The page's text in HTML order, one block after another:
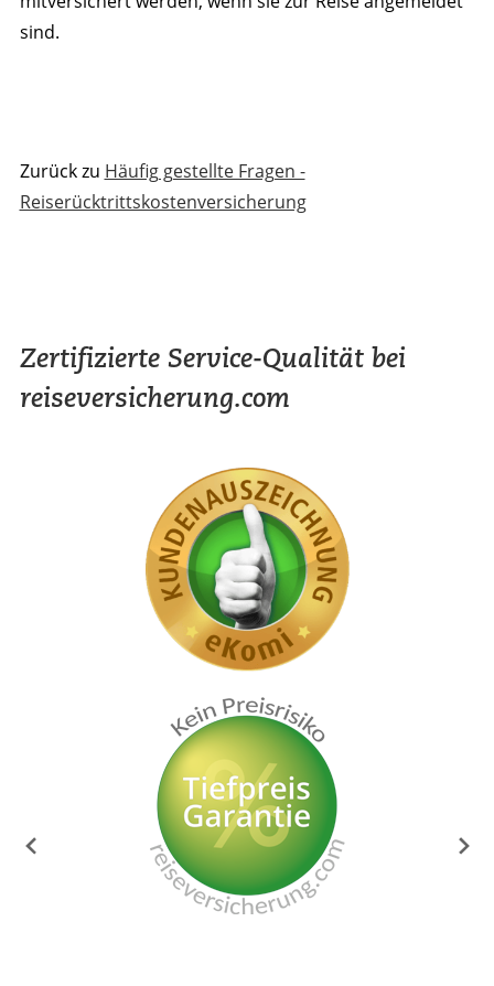
sind.
Zurück zu Häufig gestellte Fragen -
Reiserücktrittskostenversicherung
Zertifizierte Service-Qualität bei
reiseversicherung.com